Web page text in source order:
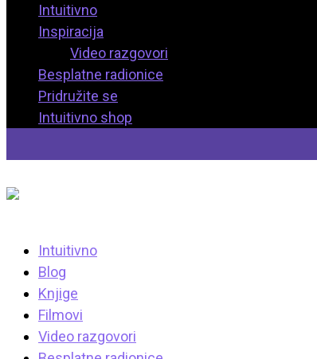
Intuitivno
Inspiracija
Video razgovori
Besplatne radionice
Pridružite se
Intuitivno shop
Intuitivno
Blog
Knjige
Filmovi
Video razgovori